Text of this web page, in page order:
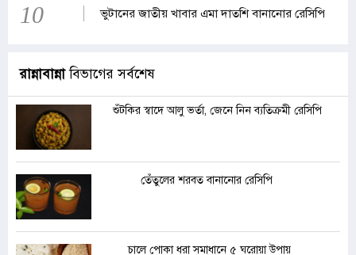
10 ভুটানের জাতীয় খাবার এমা দাতশি বানানোর রেসিপি
রান্নাবান্নাবিভাগের সর্বশেষ
শুঁটকির স্বাদে আলু ভর্তা, জেনে নিন ব্যতিক্রমী রেসিপি
তেঁতুলের শরবত বানানোর রেসিপি
চালে পোকা ধরা সমাধানে ৫ ঘরোয়া উপায়